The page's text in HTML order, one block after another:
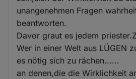
unangenehmen Fragen
beantworten.
Davor graut es jedem
Wer in einer Welt aus LÜGEN
es nötig sich zu rächen......
an denen,die die Wirklichkeit